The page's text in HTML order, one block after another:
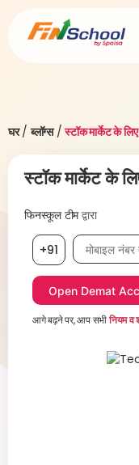
घर/ब्लॉग्स/स्टॉक मार्केट के
स्टॉक मार्केट के
फिनस्कूल टीमद्वारा
+91 मोबाइल नंबर
आगे बढ़ने पर, आप सभीनियम व